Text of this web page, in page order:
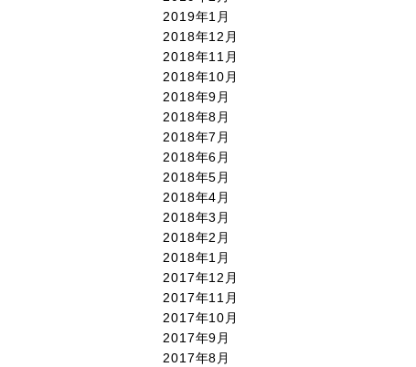
2019年1月
2018年12月
2018年11月
2018年10月
2018年9月
2018年8月
2018年7月
2018年6月
2018年5月
2018年4月
2018年3月
2018年2月
2018年1月
2017年12月
2017年11月
2017年10月
2017年9月
2017年8月